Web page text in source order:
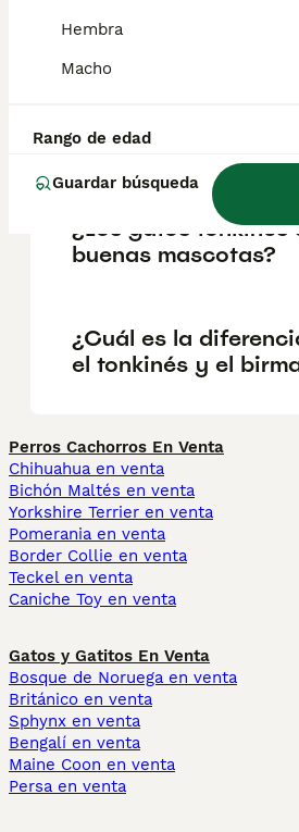
Hembra
Macho
Rango de edad
Guardar búsqueda
azul claro.
Tonkinés?
¿Los gatos tonkinés
buenas mascotas?
¿Cuál es la
el tonkinés y el
Perros Cachorros En Venta
Chihuahua en venta
Bichón Maltés en venta
Yorkshire Terrier en venta
Pomerania en venta
Border Collie en venta
Teckel en venta
Caniche Toy en venta
Gatos y Gatitos En Venta
Bosque de Noruega en venta
Británico en venta
Sphynx en venta
Bengalí en venta
Maine Coon en venta
Persa en venta